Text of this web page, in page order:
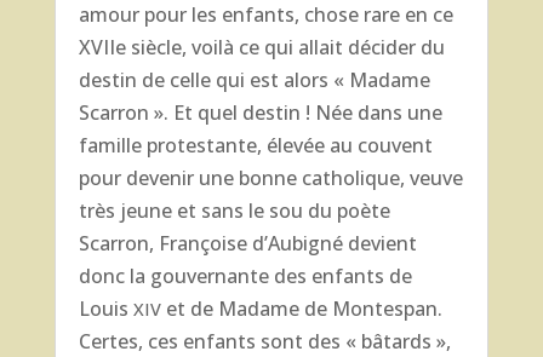
amour pour les enfants, chose rare en ce
XVIIe siècle, voilà ce qui allait décider du
destin de celle qui est alors « Madame
Scarron ». Et quel destin ! Née dans une
famille protestante, élevée au couvent
pour devenir une bonne catholique, veuve
très jeune et sans le sou du poète
Scarron, Françoise d’Aubigné devient
donc la gouvernante des enfants de
Louis XIVet de Madame de Montespan.
Certes, ces enfants sont des « bâtards »,